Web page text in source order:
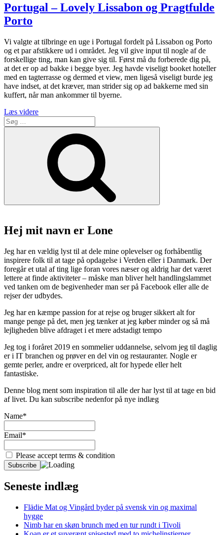
Portugal – Lovely Lissabon og Pragtfulde
Porto
Vi valgte at tilbringe en uge i Portugal fordelt på Lissabon og Porto
og et par afstikkere ud i området. Jeg vil give input til nogle af de
forskellige ting, man kan give sig til. Først må du forberede dig på,
at det er op ad bakke i begge byer. Jeg havde viseligt booket hoteller
med en tagterrasse og dermed et view, men ligeså viseligt burde jeg
have indset, at det kræver, man strider sig op ad bakkerne med sin
kuffert, når man ankommer til byerne.
Læs videre“Portugal
Lovely
Lissabon
Pragtfulde
Porto”
Søg
efter:
Hej mit navn er Lone
Jeg har en vældig lyst til at dele mine oplevelser og forhåbentlig
inspirere folk til at tage på opdagelse i Verden eller i Danmark. Der
foregår et utal af ting lige foran vores næser og aldrig har det været
lettere at finde aktiviteter – måske man bliver helt handlingslammet
ved tanken om de begivenheder man ser på Facebook eller alle de
rejser der udbydes.
Jeg har en kæmpe passion for at rejse og bruger sikkert alt for
mange penge på det, men jeg tænker at jeg køber minder og så må
lejligheden blive afdraget i et mere adstadigt tempo
Jeg tog i foråret 2019 en sommelier uddannelse, selvom jeg til daglig
er i IT branchen og prøver en del vin og restauranter. Nogle er
gemte perler, andre er overpriced, alt for hypede eller helt
fantastiske.
Denne blog ment som inspiration til alle der har lyst til at tage en bid
af livet. Du kan subscribe nedenfor på nye indlæg
Name*
Email*
Please accept terms & condition
Seneste indlæg
Flädie Mat og Vingård byder på svensk vin og maximal
hygge
Nimb har en skøn brunch med en tur rundt i Tivoli